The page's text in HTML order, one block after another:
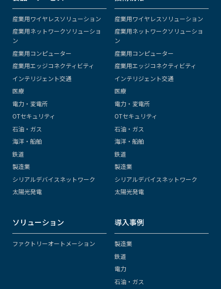
産業用ワイヤレスソリューション
産業用ネットワークソリューショ
ン
産業用コンピューター
産業用エッジコネクティビティ
インテリジェント交通
医療
電力・変電所
OTセキュリティ
石油・ガス
海洋・船舶
鉄道
製造業
シリアルデバイスネットワーク
太陽光発電
産業用ワイヤレスソリューション
産業用ネットワークソリューショ
ン
産業用コンピューター
産業用エッジコネクティビティ
インテリジェント交通
医療
電力・変電所
OTセキュリティ
石油・ガス
海洋・船舶
鉄道
製造業
シリアルデバイスネットワーク
太陽光発電
ソリューション
ファクトリーオートメーション
導入事例
製造業
鉄道
電力
石油・ガス